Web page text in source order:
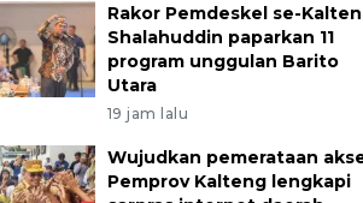
Rakor Pemdeskel se-
Shalahuddin paparkan 11
program unggulan Barito
Utara
19 jam lalu
Wujudkan pemerataan
Pemprov Kalteng lengkapi